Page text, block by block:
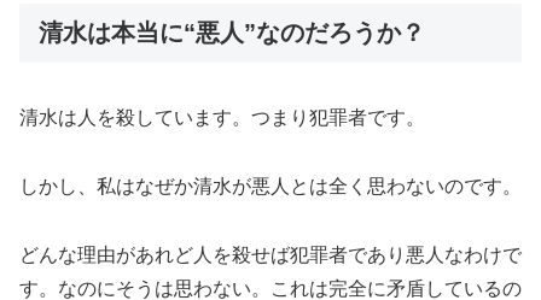
清水は本当に“悪人”なのだろうか？
清水は人を殺しています。つまり犯罪者です。
しかし、私はなぜか清水が悪人とは全く思わないのです。
どんな理由があれど人を殺せば犯罪者であり悪人なわけで
す。なのにそうは思わない。これは完全に矛盾しているの